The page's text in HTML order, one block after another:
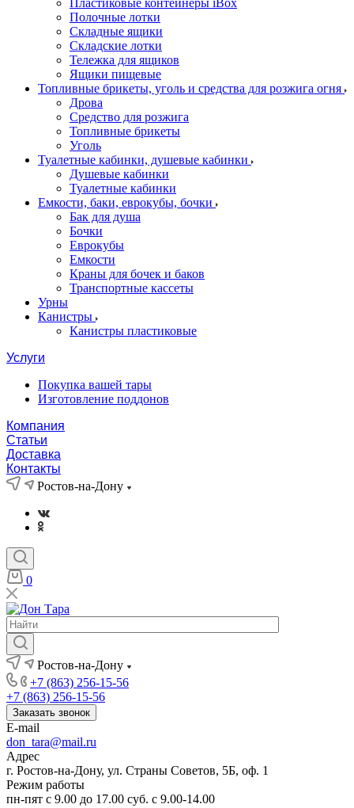
Пластиковые контейнеры iBox
Полочные лотки
Складные ящики
Складские лотки
Тележка для ящиков
Ящики пищевые
Топливные брикеты, уголь и средства для розжига огня
Дрова
Средство для розжига
Топливные брикеты
Уголь
Туалетные кабинки, душевые кабинки
Душевые кабинки
Туалетные кабинки
Емкости, баки, еврокубы, бочки
Бак для душа
Бочки
Еврокубы
Емкости
Краны для бочек и баков
Транспортные кассеты
Урны
Канистры
Канистры пластиковые
Услуги
Покупка вашей тары
Изготовление поддонов
Компания
Статьи
Доставка
Контакты
Ростов-на-Дону
0
Ростов-на-Дону
+7 (863) 256-15-56
+7 (863) 256-15-56
Заказать звонок
E-mail
don_tara@mail.ru
Адрес
г. Ростов-на-Дону, ул. Страны Советов, 5Б, оф. 1
Режим работы
пн-пят с 9.00 до 17.00 суб. с 9.00-14.00